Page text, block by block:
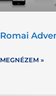
Romai
MEGNÉZEM »